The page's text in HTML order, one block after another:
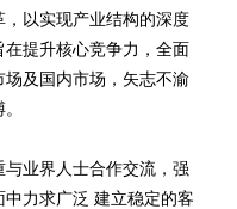
以实现产业结构的深度
提升核心竞争力，全面
及国内市场，矢志不渝
业界人士合作交流，强
力求广泛 建立稳定的客